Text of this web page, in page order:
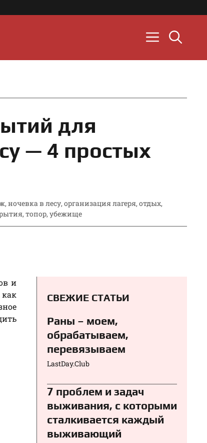
для
— 4 простых
, ночевка в лесу, организация лагеря, отдых,
, топор, убежище
и
СВЕЖИЕ СТАТЬИ
Раны – моем,
обрабатываем,
перевязываем⁠⁠
LastDay.Club
7 проблем и задач
выживания, с которыми
сталкивается каждый
выживающий